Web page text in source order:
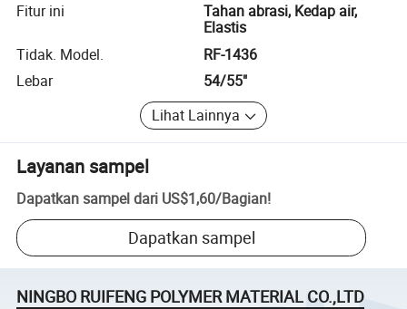
Fitur ini
Tahan abrasi, Kedap air,
Elastis
Tidak. Model.
RF-1436
Lebar
54/55"
Lihat Lainnya
Layanan sampel
Dapatkan sampel dari US$1,60/Bagian!
Dapatkan sampel
NINGBO RUIFENG POLYMER MATERIAL CO.,LTD